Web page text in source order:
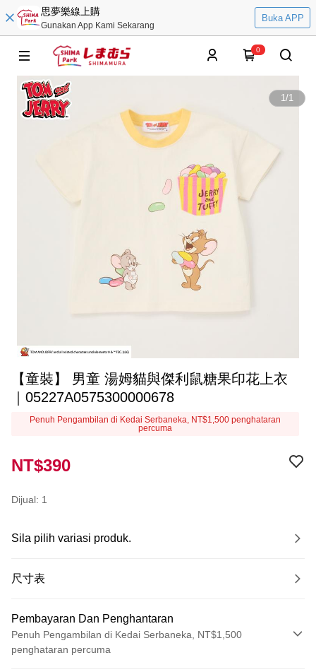
思夢樂線上購
Gunakan App Kami Sekarang
Buka APP
0
1/1
【童裝】 男童 湯姆貓與傑利鼠糖果印花上衣
｜05227A0575300000678
Penuh Pengambilan di Kedai Serbaneka, NT$1,500 penghataran
percuma
NT$390
Dijual: 1
Sila pilih variasi produk.
尺寸表
Pembayaran Dan Penghantaran
Penuh Pengambilan di Kedai Serbaneka, NT$1,500
penghataran percuma